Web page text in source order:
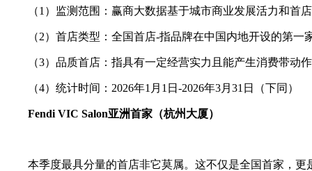
（1）监测范围：赢商大数据基于城市商业发展活力和
（2）首店类型：全国首店-指品牌在中国内地开设的第
（3）品质首店：指具有一定经营实力且能产生消费带动
（4）统计时间：2026年1月1日-2026年3月31日（下同）
Fendi VIC Salon亚洲首家（杭州大厦）
本季度最具分量的首店非它莫属。这不仅是全国首家，